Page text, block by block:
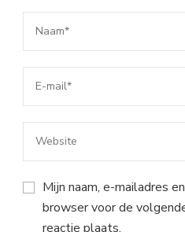
Mijn naam, e-mailadres
browser voor de
reactie plaats.